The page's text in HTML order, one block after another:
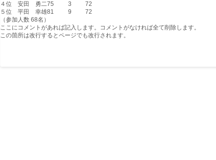
４位
安田 勇二75 3
72
５位
平田 幸雄81 9
72
（参加人数 68名）
ここにコメントがあれば記入します。コメントがなければ全て削除します。
この箇所は改行するとページでも改行されます。